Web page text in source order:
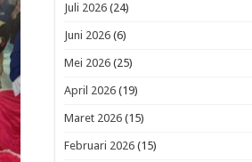
Juli 2026 (24)
Juni 2026 (6)
Mei 2026 (25)
April 2026 (19)
Maret 2026 (15)
Februari 2026 (15)